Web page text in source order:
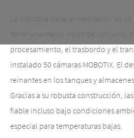
La industria de la alimentación es
tener una mejor visión de conjunto
procesamiento, el trasbordo y el
instalado 50 cámaras MOBOTIX. El
reinantes en los tanques y
Gracias a su robusta construcción,
fiable incluso bajo condiciones
especial para temperaturas bajas.